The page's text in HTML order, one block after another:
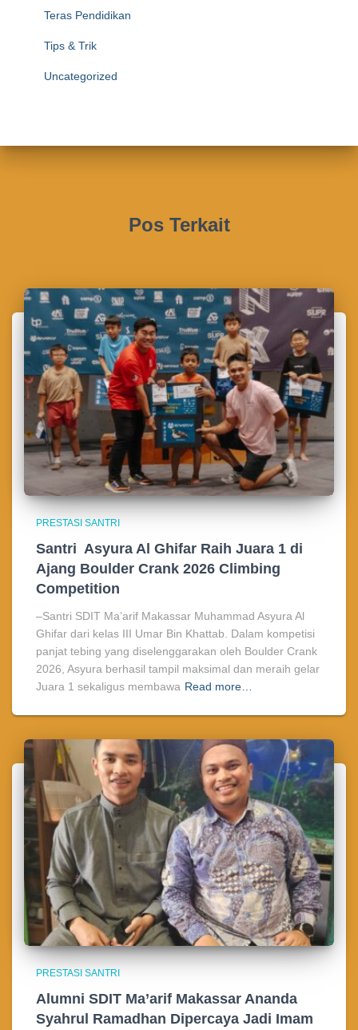
Teras Pendidikan
Tips & Trik
Uncategorized
Pos Terkait
PRESTASI SANTRI
Santri Asyura Al Ghifar Raih Juara 1 di
Ajang Boulder Crank 2026 Climbing
Competition
–Santri SDIT Ma’arif Makassar Muhammad Asyura Al
Ghifar dari kelas III Umar Bin Khattab. Dalam kompetisi
panjat tebing yang diselenggarakan oleh Boulder Crank
2026, Asyura berhasil tampil maksimal dan meraih gelar
Juara 1 sekaligus membawa Read more…
PRESTASI SANTRI
Alumni SDIT Ma’arif Makassar Ananda
Syahrul Ramadhan Dipercaya Jadi Imam